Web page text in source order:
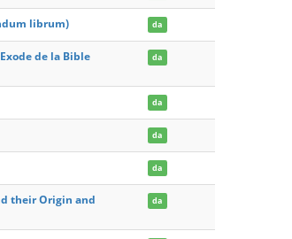
librum) da
de la Bible
da
da
da
da
their Origin and
da